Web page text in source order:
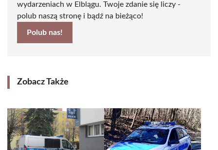
wydarzeniach w Elblągu. Twoje zdanie się liczy -
polub naszą stronę i bądź na bieżąco!
Polub nas!
Zobacz Także